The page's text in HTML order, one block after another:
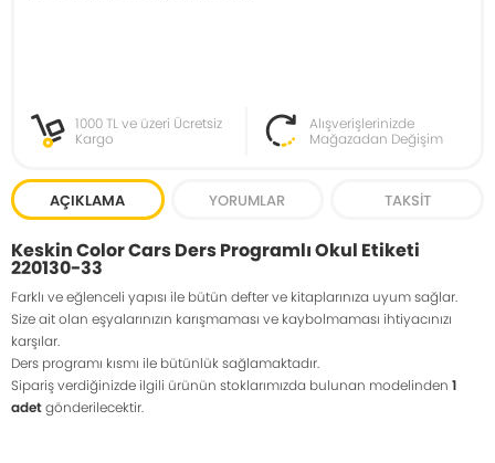
1000 TL ve üzeri Ücretsiz
Kargo
Alışverişlerinizde
Mağazadan Değişim
AÇIKLAMA YORUMLAR TAKSIT
Keskin Color Cars Ders Programlı Okul Etiketi
220130-33
Farklı ve eğlenceli yapısı ile bütün defter ve kitaplarınıza uyum sağlar.
Size ait olan eşyalarınızın karışmaması ve kaybolmaması ihtiyacınızı
karşılar.
Ders programı kısmı ile bütünlük sağlamaktadır.
Sipariş verdiğinizde ilgili ürünün stoklarımızda bulunan modelinden 1
adetgönderilecektir.